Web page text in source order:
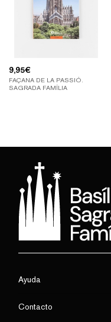
9,95€
FAÇANA DE LA PASSIÓ.
SAGRADA FAMÍLIA
Ayuda
Contacto